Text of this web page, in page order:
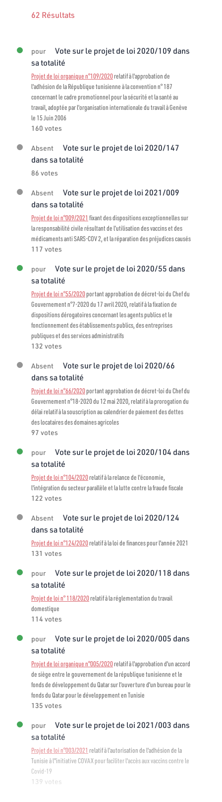
62 Résultats
pour
Vote sur le projet de loi 2020/109 dans
sa totalité
Projet de loi organique n°109/2020relatif à l'approbation de
l'adhésion de la République tunisienne à la convention n° 187
concernant le cadre promotionnel pour la sécurité et la santé au
travail, adoptée par l'organisation internationale du travail à Genève
le 15 Juin 2006
160 votes
Absent
Vote sur le projet de loi 2020/147
dans sa totalité
86 votes
Absent
Vote sur le projet de loi 2021/009
dans sa totalité
Projet de loi n°009/2021 fixant des dispositions exceptionnelles sur
la responsabilité civile résultant de l’utilisation des vaccins et des
médicaments anti SARS-COV 2, et la réparation des préjudices causés
117 votes
pour
Vote sur le projet de loi 2020/55 dans
sa totalité
Projet de loi n°55/2020portant approbation de décret-loi du Chef du
Gouvernement n°7-2020 du 17 avril 2020, relatif à la fixation de
dispositions dérogatoires concernant les agents publics et le
fonctionnement des établissements publics, des entreprises
publiques et des services administratifs
132 votes
Absent
Vote sur le projet de loi 2020/66
dans sa totalité
Projet de loi n°66/2020portant approbation de décret-loi du Chef du
Gouvernement n°18-2020 du 12 mai 2020, relatif à la prorogation du
délai relatif à la souscription au calendrier de paiement des dettes
des locataires des domaines agricoles
97 votes
pour
Vote sur le projet de loi 2020/104 dans
sa totalité
Projet de loi n°104/2020relatif à la relance de l'économie,
l'intégration du secteur parallèle et la lutte contre la fraude fiscale
122 votes
Absent
Vote sur le projet de loi 2020/124
dans sa totalité
Projet de loi n°124/2020relatif à la loi de finances pour l'année 2021
131 votes
pour
Vote sur le projet de loi 2020/118 dans
sa totalité
Projet de loi n° 118/2020relatif à la réglementation du travail
domestique
114 votes
pour
Vote sur le projet de loi 2020/005 dans
sa totalité
Projet de loi organique n°005/2020relatif à l'approbation d'un accord
de siège entre le gouvernement de la république tunisienne et le
fonds de développement du Qatar sur l'ouverture d'un bureau pour le
fonds du Qatar pour le développement en Tunisie
135 votes
pour
Vote sur le projet de loi 2021/003 dans
sa totalité
Projet de loi n°003/2021 relatif à l’autorisation de l'adhésion de la
Tunisie à l"initiative COVAX pour faciliter l'accès aux vaccins contre le
Covid-19
139 votes